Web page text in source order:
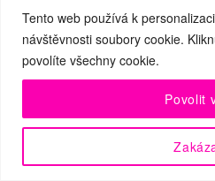
Tento web používá k
návštěvnosti soubory cookie.
povolíte všechny cookie.
Povolit